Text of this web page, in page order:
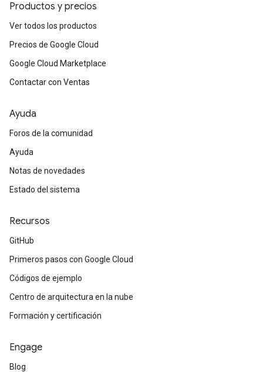
Productos y precios
Ver todos los productos
Precios de Google Cloud
Google Cloud Marketplace
Contactar con Ventas
Ayuda
Foros de la comunidad
Ayuda
Notas de novedades
Estado del sistema
Recursos
GitHub
Primeros pasos con Google Cloud
Códigos de ejemplo
Centro de arquitectura en la nube
Formación y certificación
Engage
Blog